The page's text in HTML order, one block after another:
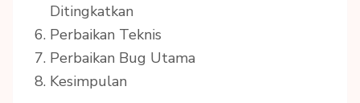
Ditingkatkan
Perbaikan Teknis
Perbaikan Bug Utama
Kesimpulan